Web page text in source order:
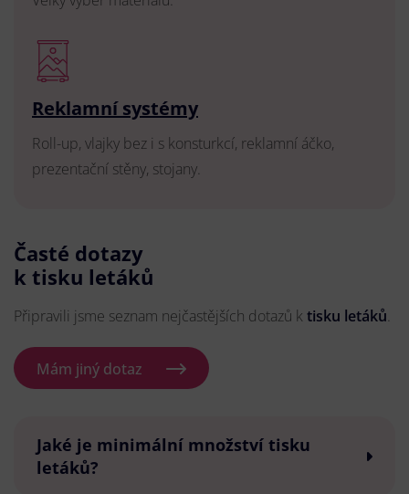
Reklamní systémy
Roll-up, vlajky bez i s konsturkcí, reklamní áčko,
prezentační stěny, stojany.
Časté dotazy
k tisku letáků
Připravili jsme seznam nejčastějších dotazů k tisku letáků.
Mám jiný dotaz
Jaké je minimální množství tisku
letáků?